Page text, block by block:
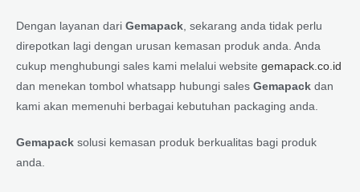
Dengan layanan dari Gemapack, sekarang anda tidak perlu
direpotkan lagi dengan urusan kemasan produk anda. Anda
cukup menghubungi sales kami melalui website gemapack.co.id
dan menekan tombol whatsapp hubungi sales Gemapack dan
kami akan memenuhi berbagai kebutuhan packaging anda.
Gemapack solusi kemasan produk berkualitas bagi produk
anda.